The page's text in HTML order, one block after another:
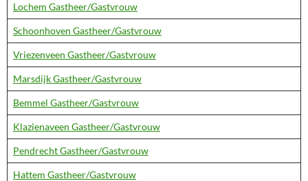
Lochem Gastheer/Gastvrouw
Schoonhoven Gastheer/Gastvrouw
Vriezenveen Gastheer/Gastvrouw
Marsdijk Gastheer/Gastvrouw
Bemmel Gastheer/Gastvrouw
Klazienaveen Gastheer/Gastvrouw
Pendrecht Gastheer/Gastvrouw
Hattem Gastheer/Gastvrouw